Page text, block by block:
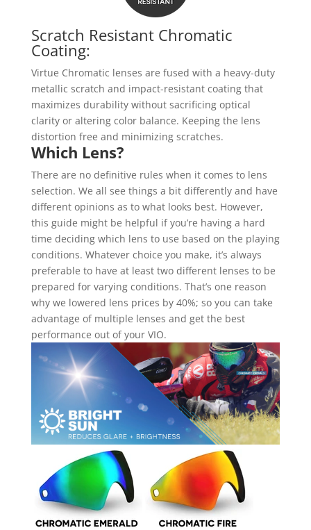
Scratch Resistant Chromatic
Coating:
Virtue Chromatic lenses are fused with a heavy-duty
metallic scratch and impact-resistant coating that
maximizes durability without sacrificing optical
clarity or altering color balance. Keeping the lens
distortion free and minimizing scratches.
Which Lens?
There are no definitive rules when it comes to lens
selection. We all see things a bit differently and have
different opinions as to what looks best. However,
this guide might be helpful if you’re having a hard
time deciding which lens to use based on the playing
conditions. Whatever choice you make, it’s always
preferable to have at least two different lenses to be
prepared for varying conditions. That’s one reason
why we lowered lens prices by 40%; so you can take
advantage of multiple lenses and get the best
performance out of your VIO.